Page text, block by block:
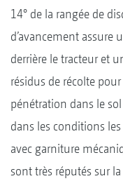
14° de la rangée de
d’avancement assure
derrière le tracteur et
résidus de récolte
pénétration dans le
dans les conditions
avec garniture
sont très réputés sur